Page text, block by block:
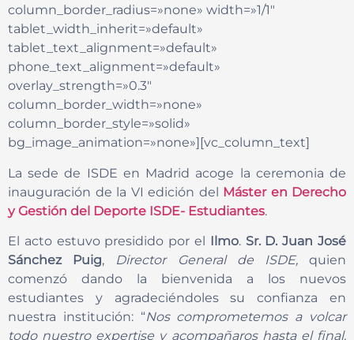
column_border_radius=»none» width=»1/1″
tablet_width_inherit=»default»
tablet_text_alignment=»default»
phone_text_alignment=»default»
overlay_strength=»0.3″
column_border_width=»none»
column_border_style=»solid»
bg_image_animation=»none»][vc_column_text]
La sede de ISDE en Madrid acoge la ceremonia de
inauguración de la VI edición del Máster en Derecho
y Gestión del Deporte ISDE- Estudiantes.
El acto estuvo presidido por el Ilmo. Sr. D. Juan José
Sánchez Puig, Director General de ISDE,quien
comenzó dando la bienvenida a los nuevos
estudiantes y agradeciéndoles su confianza en
nuestra institución: “Nos comprometemos a volcar
todo nuestro expertise y acompañaros hasta el final.